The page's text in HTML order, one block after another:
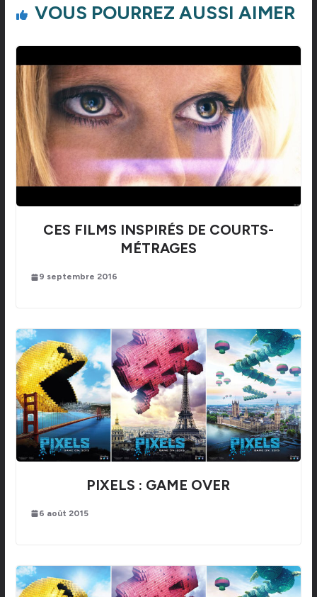
VOUS POURREZ AUSSI AIMER
CES FILMS INSPIRÉS DE COURTS-
MÉTRAGES
9 septembre 2016
PIXELS : GAME OVER
6 août 2015